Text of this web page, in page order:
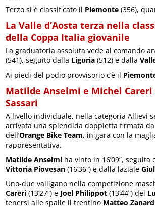
Terzo si è classificato il Piemonte (356),
La Valle d’Aosta terza nella
della Coppa Italia giovanile
La graduatoria assoluta vede al comando
(541), seguito dalla Liguria (512) e dalla
Ai piedi del podio provvisorio c’è il
Matilde Anselmi e Michel Careri
Sassari
A livello individuale, nella categoria Allievi
arrivata una splendida doppietta firmata
dell’Orange Bike Team, in gara con la
rappresentativa.
Matilde Anselmi ha vinto in 16’09”, seguita
Vittoria Piovesan (16’36”) e dalla laziale
Uno-due valligano nella competizione
Careri (13’27”) e Joel Philippot (13’44”) dei
tenersi alle spalle il trentino Matteo